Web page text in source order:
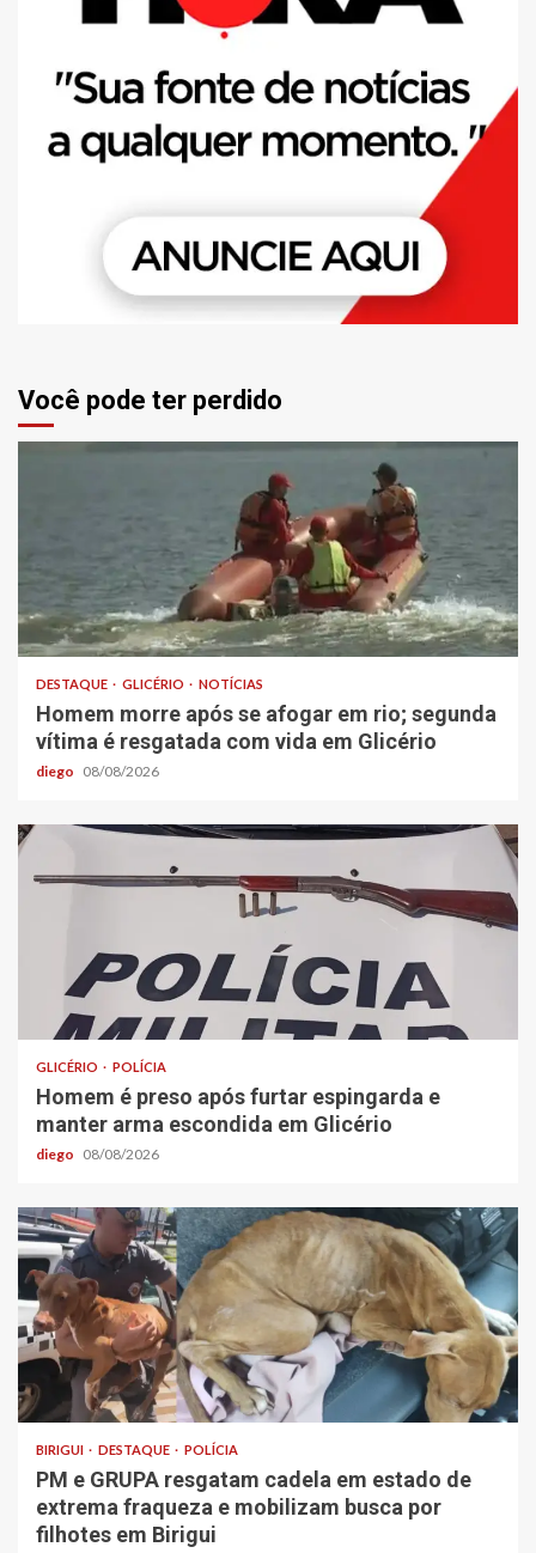
Você pode ter perdido
DESTAQUE GLICÉRIO NOTÍCIAS
Homem morre após se afogar em rio; segunda
vítima é resgatada com vida em Glicério
diego 08/08/2026
GLICÉRIO POLÍCIA
Homem é preso após furtar espingarda e
manter arma escondida em Glicério
diego 08/08/2026
BIRIGUI DESTAQUE POLÍCIA
PM e GRUPA resgatam cadela em estado de
extrema fraqueza e mobilizam busca por
filhotes em Birigui